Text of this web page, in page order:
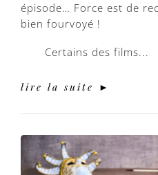
épisode… Force est de
bien fourvoyé !
Certains des films...
lire la suite ►